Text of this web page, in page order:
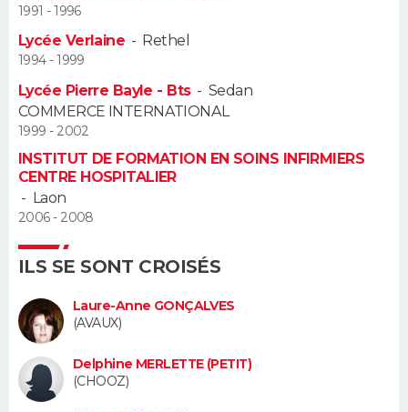
Alimentation
Guide de la santé
Maladies
Médicaments
Sommeil
VOYAGE
PHOTO
GUIDES D'ACHAT
BONS PLANS
CARTE DE VOEUX
Carte de Noël
Carte Bonne année
Carte Saint-Valentin
Carte Pâques
Carte d'anniversaire
DICTIONNAIRE
PROGRAMME TV
COPAINS D'AVANT
S'inscrire
Se connecter
Lycées
Collèges
Primaires
Universités
Entreprises
Service militaire
Avis de recherche
AVIS DE DÉCÈS
1991 - 1996
Lycée Verlaine - Rethel
1994 - 1999
Lycée Pierre Bayle - Bts- Sedan
COMMERCE INTERNATIONAL
1999 - 2002
INSTITUT DE FORMATION EN SOINS INFIRMIERS
CENTRE HOSPITALIER
- Laon
2006 - 2008
ILS SE SONT CROISÉS
Laure-Anne GONÇALVES
(AVAUX)
Delphine MERLETTE (PETIT)
(CHOOZ)